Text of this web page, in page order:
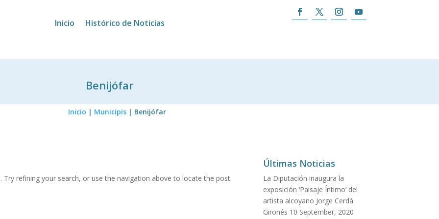
Inicio Histórico de Noticias
Benijófar
Inicio | Municipis | Benijófar
refining your search, or use the navigation above to locate the post.
Últimas Noticias
La Diputación inaugura la
exposición ‘Paisaje Íntimo’ del
artista alcoyano Jorge Cerdá
Gironés 10 September, 2020